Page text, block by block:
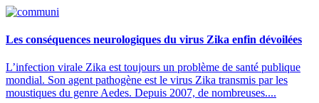
Les conséquences neurologiques du virus Zika enfin dévoilées
L’infection virale Zika est toujours un problème de santé publique
mondial. Son agent pathogène est le virus Zika transmis par les
moustiques du genre Aedes. Depuis 2007, de nombreuses....